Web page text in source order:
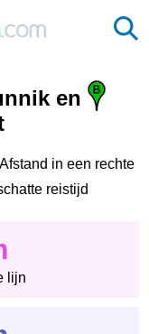
en
in een rechte
reistijd
lijn